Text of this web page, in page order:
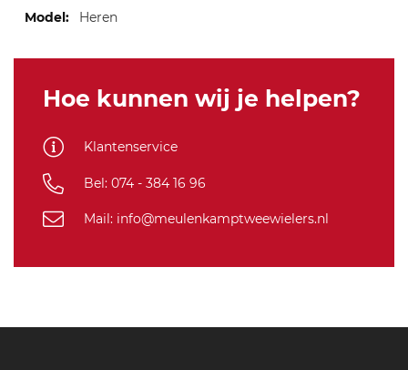
informatie Heren
Hoe kunnen wij je helpen?
Klantenservice
Bel: 074 - 384 16 96
Mail: info@meulenkamptweewielers.nl